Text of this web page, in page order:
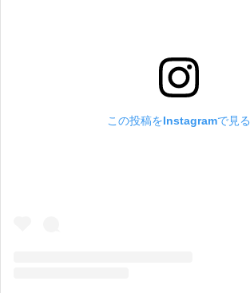
この投稿をInstagramで見る